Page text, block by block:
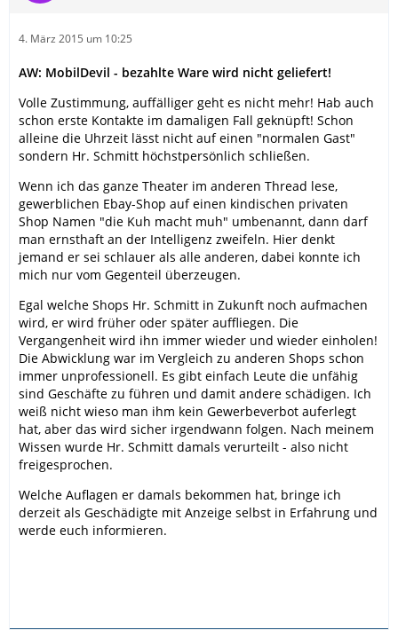
4. März 2015 um 10:25
AW: MobilDevil - bezahlte Ware wird nicht geliefert!
Volle Zustimmung, auffälliger geht es nicht mehr! Hab auch
schon erste Kontakte im damaligen Fall geknüpft! Schon
alleine die Uhrzeit lässt nicht auf einen "normalen Gast"
sondern Hr. Schmitt höchstpersönlich schließen.
Wenn ich das ganze Theater im anderen Thread lese,
gewerblichen Ebay-Shop auf einen kindischen privaten
Shop Namen "die Kuh macht muh" umbenannt, dann darf
man ernsthaft an der Intelligenz zweifeln. Hier denkt
jemand er sei schlauer als alle anderen, dabei konnte ich
mich nur vom Gegenteil überzeugen.
Egal welche Shops Hr. Schmitt in Zukunft noch aufmachen
wird, er wird früher oder später auffliegen. Die
Vergangenheit wird ihn immer wieder und wieder einholen!
Die Abwicklung war im Vergleich zu anderen Shops schon
immer unprofessionell. Es gibt einfach Leute die unfähig
sind Geschäfte zu führen und damit andere schädigen. Ich
weiß nicht wieso man ihm kein Gewerbeverbot auferlegt
hat, aber das wird sicher irgendwann folgen. Nach meinem
Wissen wurde Hr. Schmitt damals verurteilt - also nicht
freigesprochen.
Welche Auflagen er damals bekommen hat, bringe ich
derzeit als Geschädigte mit Anzeige selbst in Erfahrung und
werde euch informieren.